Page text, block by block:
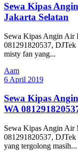
Sewa Kipas
Jakarta Selatan
Sewa Kipas Angin Air
081291820537, DJTek
misty fan yang...
Aam
6 April 2019
Sewa Kipas
WA
Sewa Kipas Angin Air
081291820537, DJTek
yang tergolong masih...